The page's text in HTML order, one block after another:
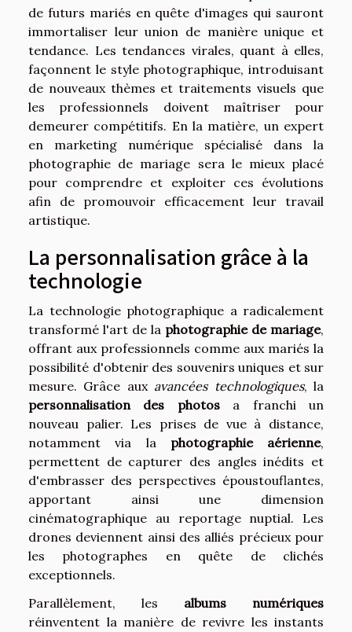
de futurs mariés en quête d'images qui sauront
immortaliser leur union de manière unique et
tendance. Les tendances virales, quant à elles,
façonnent le style photographique, introduisant
de nouveaux thèmes et traitements visuels que
les professionnels doivent maîtriser pour
demeurer compétitifs. En la matière, un expert
en marketing numérique spécialisé dans la
photographie de mariage sera le mieux placé
pour comprendre et exploiter ces évolutions
afin de promouvoir efficacement leur travail
artistique.
La personnalisation grâce à la
technologie
La technologie photographique a radicalement
transformé l'art de la photographie de mariage,
offrant aux professionnels comme aux mariés la
possibilité d'obtenir des souvenirs uniques et sur
mesure. Grâce aux avancées technologiques, la
personnalisation des photosa franchi un
nouveau palier. Les prises de vue à distance,
notamment via la photographie aérienne,
permettent de capturer des angles inédits et
d'embrasser des perspectives époustouflantes,
apportant ainsi une dimension
cinématographique au reportage nuptial. Les
drones deviennent ainsi des alliés précieux pour
les photographes en quête de clichés
exceptionnels.
Parallèlement, les albums numériques
réinventent la manière de revivre les instants